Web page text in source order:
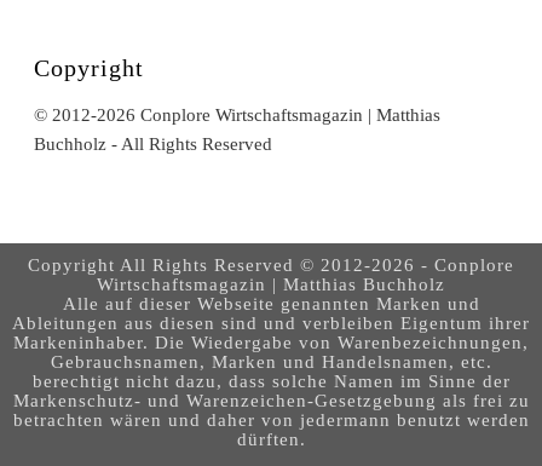
Copyright
© 2012-2026 Conplore Wirtschaftsmagazin | Matthias
Buchholz - All Rights Reserved
Copyright All Rights Reserved © 2012-2026 - Conplore
Wirtschaftsmagazin | Matthias Buchholz
Alle auf dieser Webseite genannten Marken und
Ableitungen aus diesen sind und verbleiben Eigentum ihrer
Markeninhaber. Die Wiedergabe von Warenbezeichnungen,
Gebrauchsnamen, Marken und Handelsnamen, etc.
berechtigt nicht dazu, dass solche Namen im Sinne der
Markenschutz- und Warenzeichen-Gesetzgebung als frei zu
betrachten wären und daher von jedermann benutzt werden
dürften.